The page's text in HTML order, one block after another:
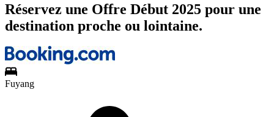
Réservez une Offre Début 2025 pour une
destination proche ou lointaine.
Fuyang